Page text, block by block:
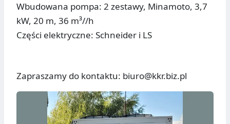
Wbudowana pompa: 2 zestawy, Minamoto, 3,7
kW, 20 m, 36 m³//h
Części elektryczne: Schneider i LS
Zapraszamy do kontaktu: biuro@kkr.biz.pl